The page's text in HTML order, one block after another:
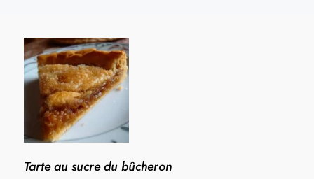
Tarte au sucre du bûcheron